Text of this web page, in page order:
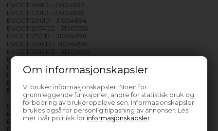
Om informasjonskapsler
Vi bruker informasjonskapsler. Noen for
grunnleggende funksjoner, andre for statistisk bruk og
forbedring av brukeropplevelsen. Informasjonskapsler
brukes også for personlig tilpasning av annonser. Les
mer i vår politikk for informasjonskapsler
EVOGT11661D - 31004893
EVOGT11701D - 31004895
EVOGT12061D - 31004894
EVOGT12074D2 - 31005554
EVOGT12701D - 31004898
EVOGT13061D - 31004896
EVOGT13061D3 - 31005665
EVOGT13661D - 31004897
EVOGT13702D - 31004887
EVOGT13772D - 31005666
EVOGT14062D3 - 31005553
EVOGT14072D - 31004888
EVOT10061D - 31004944
EVOT11061D - 31005546
EVOT11071D - 31005424
EVOT11551D - 31004891